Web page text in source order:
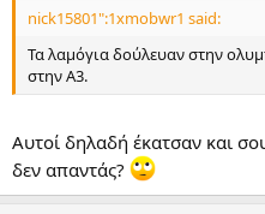
α
nick15801":1xmobwr1 said:
Τα λαμόγια δούλευαν στην
στην Α3.
Αυτοί δηλαδή έκατσαν και
δεν απαντάς?